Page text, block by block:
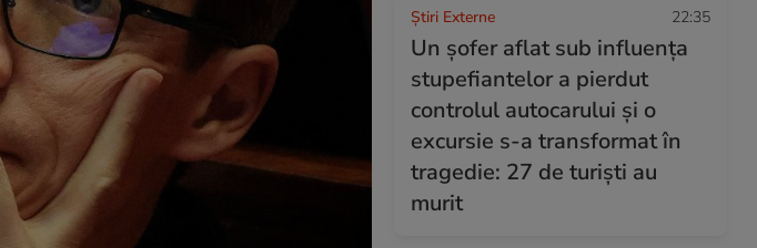
Știri Externe 22:35
Un șofer aflat sub influența
stupefiantelor a pierdut
controlul autocarului și o
excursie s-a transformat în
tragedie: 27 de turiști au
murit